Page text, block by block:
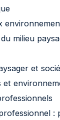
milieu
et
et
: